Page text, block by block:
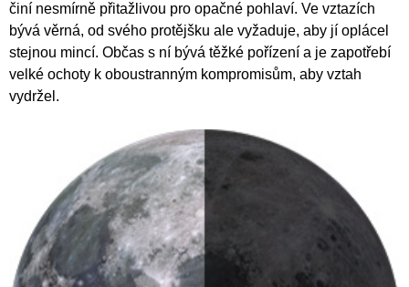
činí nesmírně přitažlivou pro opačné pohlaví. Ve vztazích
bývá věrná, od svého protějšku ale vyžaduje, aby jí oplácel
stejnou mincí. Občas s ní bývá těžké pořízení a je zapotřebí
velké ochoty k oboustranným kompromisům, aby vztah
vydržel.